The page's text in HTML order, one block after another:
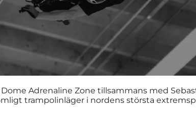
Adrenaline Zone tillsammans med
trampolinläger i nordens största